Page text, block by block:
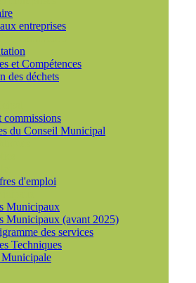
entreprises
et Compétences
des déchets
commissions
du Conseil Municipal
d'emploi
Municipaux
Municipaux (avant 2025)
des services
Techniques